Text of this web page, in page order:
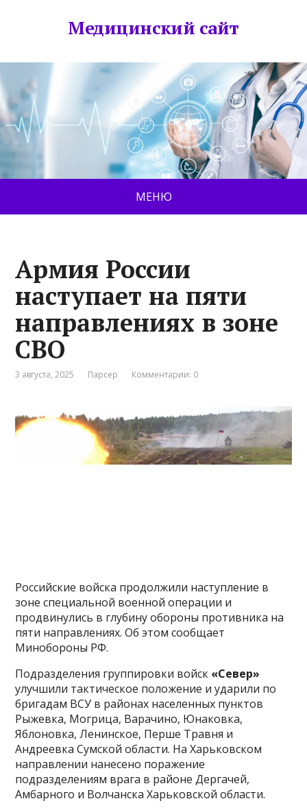
Медицинский сайт
МЕНЮ
Армия России
наступает на пяти
направлениях в зоне
СВО
3 августа, 2025 Парсер Комментарии: 0
Российские войска продолжили наступление в
зоне специальной военной операции и
продвинулись в глубину обороны противника на
пяти направлениях. Об этом сообщает
Минобороны РФ.
Подразделения группировки войск «Север»
улучшили тактическое положение и ударили по
бригадам ВСУ в районах населенных пунктов
Рыжевка, Могрица, Варачино, Юнаковка,
Яблоновка, Ленинское, Перше Травня и
Андреевка Сумской области. На Харьковском
направлении нанесено поражение
подразделениям врага в районе Дергачей,
Амбарного и Волчанска Харьковской области.